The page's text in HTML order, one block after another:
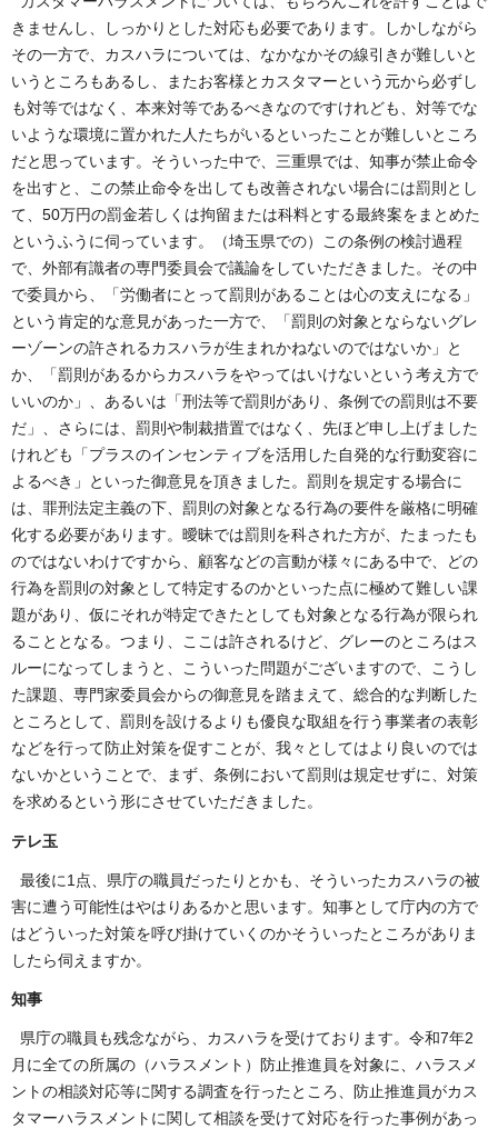
きませんし、しっかりとした対応も必要であります。しかしながら
その一方で、カスハラについては、なかなかその線引きが難しいと
いうところもあるし、またお客様とカスタマーという元から必ずし
も対等ではなく、本来対等であるべきなのですけれども、対等でな
いような環境に置かれた人たちがいるといったことが難しいところ
だと思っています。そういった中で、三重県では、知事が禁止命令
を出すと、この禁止命令を出しても改善されない場合には罰則とし
て、50万円の罰金若しくは拘留または科料とする最終案をまとめた
というふうに伺っています。（埼玉県での）この条例の検討過程
で、外部有識者の専門委員会で議論をしていただきました。その中
で委員から、「労働者にとって罰則があることは心の支えになる」
という肯定的な意見があった一方で、「罰則の対象とならないグレ
ーゾーンの許されるカスハラが生まれかねないのではないか」と
か、「罰則があるからカスハラをやってはいけないという考え方で
いいのか」、あるいは「刑法等で罰則があり、条例での罰則は不要
だ」、さらには、罰則や制裁措置ではなく、先ほど申し上げました
けれども「プラスのインセンティブを活用した自発的な行動変容に
よるべき」といった御意見を頂きました。罰則を規定する場合に
は、罪刑法定主義の下、罰則の対象となる行為の要件を厳格に明確
化する必要があります。曖昧では罰則を科された方が、たまったも
のではないわけですから、顧客などの言動が様々にある中で、どの
行為を罰則の対象として特定するのかといった点に極めて難しい課
題があり、仮にそれが特定できたとしても対象となる行為が限られ
ることとなる。つまり、ここは許されるけど、グレーのところはス
ルーになってしまうと、こういった問題がございますので、こうし
た課題、専門家委員会からの御意見を踏まえて、総合的な判断した
ところとして、罰則を設けるよりも優良な取組を行う事業者の表彰
などを行って防止対策を促すことが、我々としてはより良いのでは
ないかということで、まず、条例において罰則は規定せずに、対策
を求めるという形にさせていただきました。
テレ玉
最後に1点、県庁の職員だったりとかも、そういったカスハラの被
害に遭う可能性はやはりあるかと思います。知事として庁内の方で
はどういった対策を呼び掛けていくのかそういったところがありま
したら伺えますか。
知事
県庁の職員も残念ながら、カスハラを受けております。令和7年2
月に全ての所属の（ハラスメント）防止推進員を対象に、ハラスメ
ントの相談対応等に関する調査を行ったところ、防止推進員がカス
タマーハラスメントに関して相談を受けて対応を行った事例があっ